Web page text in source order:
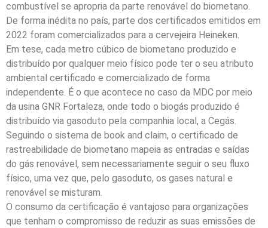
combustível se apropria da parte renovável do biometano.
De forma inédita no país, parte dos certificados emitidos em
2022 foram comercializados para a cervejeira Heineken.
Em tese, cada metro cúbico de biometano produzido e
distribuído por qualquer meio físico pode ter o seu atributo
ambiental certificado e comercializado de forma
independente. É o que acontece no caso da MDC por meio
da usina GNR Fortaleza, onde todo o biogás produzido é
distribuído via gasoduto pela companhia local, a Cegás.
Seguindo o sistema de book and claim, o certificado de
rastreabilidade de biometano mapeia as entradas e saídas
do gás renovável, sem necessariamente seguir o seu fluxo
físico, uma vez que, pelo gasoduto, os gases natural e
renovável se misturam.
O consumo da certificação é vantajoso para organizações
que tenham o compromisso de reduzir as suas emissões de